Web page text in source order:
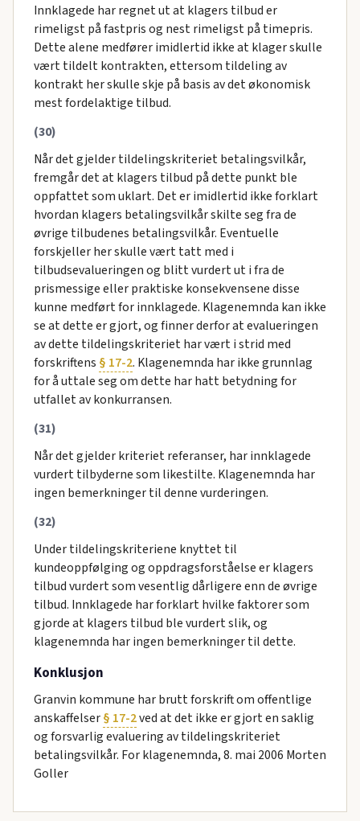
Innklagede har regnet ut at klagers tilbud er
rimeligst på fastpris og nest rimeligst på timepris.
Dette alene medfører imidlertid ikke at klager skulle
vært tildelt kontrakten, ettersom tildeling av
kontrakt her skulle skje på basis av det økonomisk
mest fordelaktige tilbud.
(30)
Når det gjelder tildelingskriteriet betalingsvilkår,
fremgår det at klagers tilbud på dette punkt ble
oppfattet som uklart. Det er imidlertid ikke forklart
hvordan klagers betalingsvilkår skilte seg fra de
øvrige tilbudenes betalingsvilkår. Eventuelle
forskjeller her skulle vært tatt med i
tilbudsevalueringen og blitt vurdert ut i fra de
prismessige eller praktiske konsekvensene disse
kunne medført for innklagede. Klagenemnda kan ikke
se at dette er gjort, og finner derfor at evalueringen
av dette tildelingskriteriet har vært i strid med
forskriftens § 17-2. Klagenemnda har ikke grunnlag
for å uttale seg om dette har hatt betydning for
utfallet av konkurransen.
(31)
Når det gjelder kriteriet referanser, har innklagede
vurdert tilbyderne som likestilte. Klagenemnda har
ingen bemerkninger til denne vurderingen.
(32)
Under tildelingskriteriene knyttet til
kundeoppfølging og oppdragsforståelse er klagers
tilbud vurdert som vesentlig dårligere enn de øvrige
tilbud. Innklagede har forklart hvilke faktorer som
gjorde at klagers tilbud ble vurdert slik, og
klagenemnda har ingen bemerkninger til dette.
Konklusjon
Granvin kommune har brutt forskrift om offentlige
anskaffelser§ 17-2ved at det ikke er gjort en saklig
og forsvarlig evaluering av tildelingskriteriet
betalingsvilkår. For klagenemnda, 8. mai 2006 Morten
Goller